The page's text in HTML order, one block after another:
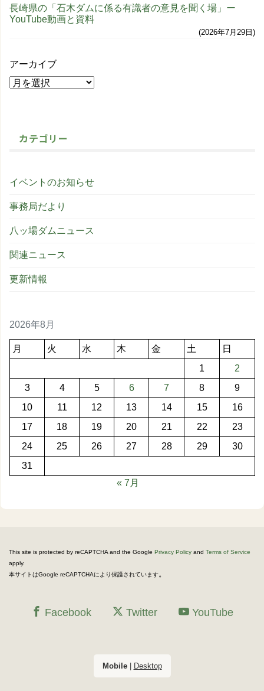
長崎県の「石木ダムに係る有識者の意見を聞く場」ー
YouTube動画と資料
2026年7月29日
アーカイブ
カテゴリー
イベントのお知らせ
事務局だより
八ッ場ダムニュース
関連ニュース
更新情報
2026年8月
月 火 水 木 金 土
日
1
2
3
4 5 6 7 8
9
10
11 12 13 14 15
16
17
18 19 20 21 22
23
24
25 26 27 28 29
30
31
« 7月
This site is protected by reCAPTCHA and the Google Privacy Policy and Terms of Service
apply.
本サイトはGoogle reCAPTCHAにより保護されています。
Facebook Twitter YouTube
Mobile| Desktop